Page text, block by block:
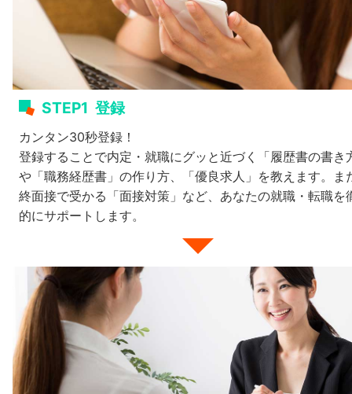
STEP1 登録
カンタン30秒登録！
登録することで内定・就職にグッと近づく「履歴書の書き
や「職務経歴書」の作り方、「優良求人」を教えます。ま
終面接で受かる「面接対策」など、あなたの就職・転職を
的にサポートします。